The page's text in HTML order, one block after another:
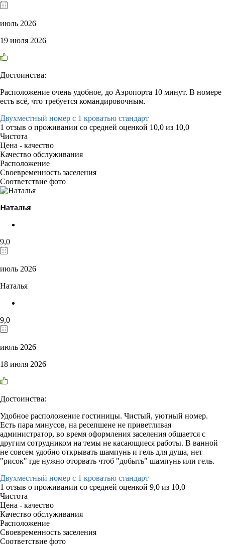
июль 2026
19 июля 2026
Достоинства:
Расположение очень удобное, до Аэропорта 10 минут. В номере
есть всё, что требуется командировочным.
Двухместный номер с 1 кроватью стандарт
1 отзыв о проживании со средней оценкой 10,0 из 10,0
Чистота
Цена - качество
Качество обслуживания
Расположение
Своевременность заселения
Соответствие фото
Наталья
9,0
июль 2026
Наталья
9,0
июль 2026
18 июля 2026
Достоинства:
Удобное расположение гостиницы. Чистый, уютный номер.
Есть пара минусов, на ресепшене не приветливая
администратор, во время оформления заселения общается с
другим сотрудником на темы не касающиеся работы. В ванной
не совсем удобно открывать шампунь и гель для душа, нет
"рисок" где нужно оторвать чтоб "добыть" шампунь или гель.
Двухместный номер с 1 кроватью стандарт
1 отзыв о проживании со средней оценкой 9,0 из 10,0
Чистота
Цена - качество
Качество обслуживания
Расположение
Своевременность заселения
Соответствие фото